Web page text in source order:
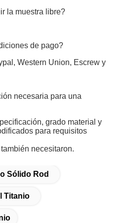
la muestra libre?
de pago?
Western Union, Escrew y
necesaria para una
grado material y
para requisitos
necesitaron.
Sólido Rod
Titanio